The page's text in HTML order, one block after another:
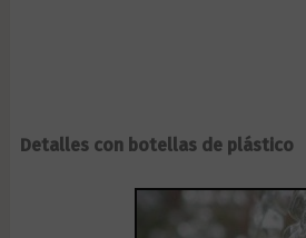
Detalles con botellas de plástico